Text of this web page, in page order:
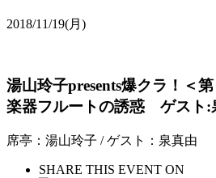
2018/11/19(月)
湯山玲子presents爆クラ！＜
楽器フルートの誘惑 ゲスト:
席亭：湯山玲子 / ゲスト：泉真由
SHARE THIS EVENT ON